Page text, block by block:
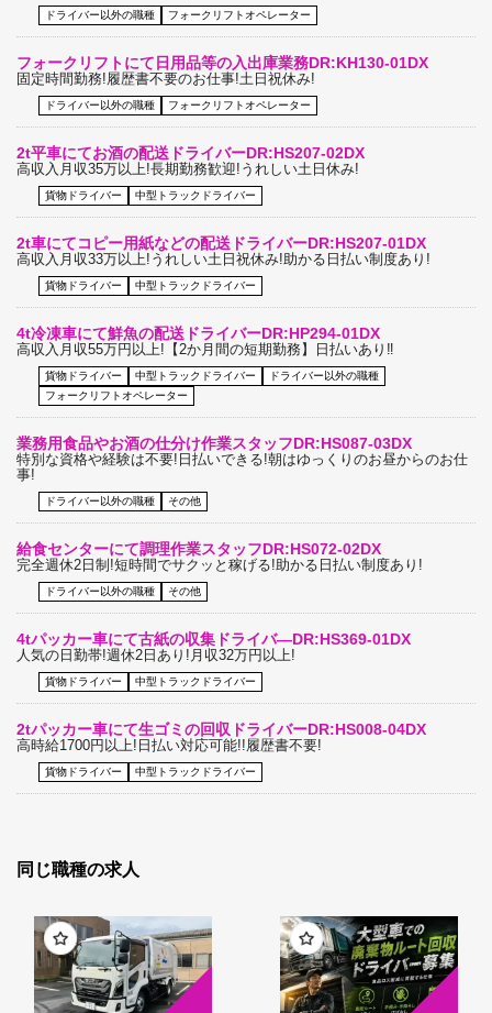
ドライバー以外の職種 フォークリフトオペレーター
フォークリフトにて日用品等の入出庫業務DR:KH130-01DX
固定時間勤務!履歴書不要のお仕事!土日祝休み!
ドライバー以外の職種 フォークリフトオペレーター
2t平車にてお酒の配送ドライバーDR:HS207-02DX
高収入月収35万以上!長期勤務歓迎!うれしい土日休み!
貨物ドライバー 中型トラックドライバー
2t車にてコピー用紙などの配送ドライバーDR:HS207-01DX
高収入月収33万以上!うれしい土日祝休み!助かる日払い制度あり!
貨物ドライバー 中型トラックドライバー
4t冷凍車にて鮮魚の配送ドライバーDR:HP294-01DX
高収入月収55万円以上!【2か月間の短期勤務】日払いあり‼
貨物ドライバー 中型トラックドライバー
ドライバー以外の職種
フォークリフトオペレーター
業務用食品やお酒の仕分け作業スタッフDR:HS087-03DX
特別な資格や経験は不要!日払いできる!朝はゆっくりのお昼からのお仕
事!
ドライバー以外の職種 その他
給食センターにて調理作業スタッフDR:HS072-02DX
完全週休2日制!短時間でサクッと稼げる!助かる日払い制度あり!
ドライバー以外の職種 その他
4tパッカー車にて古紙の収集ドライバ―DR:HS369-01DX
人気の日勤帯!週休2日あり!月収32万円以上!
貨物ドライバー 中型トラックドライバー
2tパッカー車にて生ゴミの回収ドライバーDR:HS008-04DX
高時給1700円以上!日払い対応可能!!履歴書不要!
貨物ドライバー 中型トラックドライバー
同じ職種の求人